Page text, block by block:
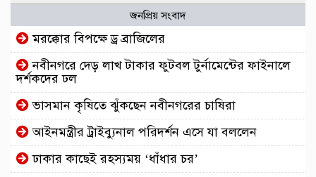
জনপ্রিয় সংবাদ
মরক্কোর বিপক্ষে ড্র ব্রাজিলের
নবীনগরে দেড় লাখ টাকার ফুটবল টুর্নামেন্টের ফাইনালে
দর্শকদের ঢল
ভাসমান কৃষিতে ঝুঁকছেন নবীনগরের চাষিরা
আইনমন্ত্রীর ট্রাইব্যুনাল পরিদর্শন এসে যা বললেন
ঢাকার কাছেই রহস্যময় ‘ধাঁধার চর’